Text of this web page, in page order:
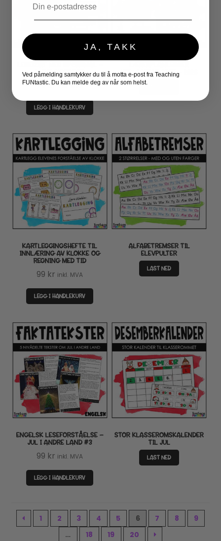
ULIKE SKYTYPER
79kr inkl. MVA
LEGG I HANDLEKURV
NEDLASTBAR 2025 – 2026
LAST NED
KARTLEGGINGSHEFTE TIL
INNLÆRING AV KLOKKE OG
REGNING MED TID
99 kr inkl. MVA
LEGG I HANDLEKURV
ALFABETREMSER TIL
ELEVPULTER
LAST NED
ENGELSK LESEFORSTÅELSE –
JUL I ANDRE LAND #3
99 kr inkl. MVA
LEGG I HANDLEKURV
STOR KLASSEROMSKALENDER
TIL JUL
LAST NED
1 2 3 4 5 6 7 8
9
…
18 19 20
JA, TAKK
Ved påmelding samtykker du til å motta e-post fra Teaching
FUNtastic. Du kan melde deg av når som helst.